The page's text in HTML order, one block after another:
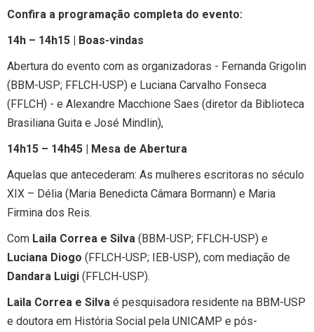
Confira a programação completa do evento:
14h – 14h15 | Boas-vindas
Abertura do evento com as organizadoras - Fernanda Grigolin
(BBM-USP; FFLCH-USP) e Luciana Carvalho Fonseca
(FFLCH) - e Alexandre Macchione Saes (diretor da Biblioteca
Brasiliana Guita e José Mindlin),
14h15 – 14h45 | Mesa de Abertura
Aquelas que antecederam: As mulheres escritoras no século
XIX – Délia (Maria Benedicta Câmara Bormann) e Maria
Firmina dos Reis.
Com Laila Correa e Silva (BBM-USP; FFLCH-USP) e
Luciana Diogo (FFLCH-USP; IEB-USP), com mediação de
Dandara Luigi (FFLCH-USP).
Laila Correa e Silva é pesquisadora residente na BBM-USP
e doutora em História Social pela UNICAMP e pós-